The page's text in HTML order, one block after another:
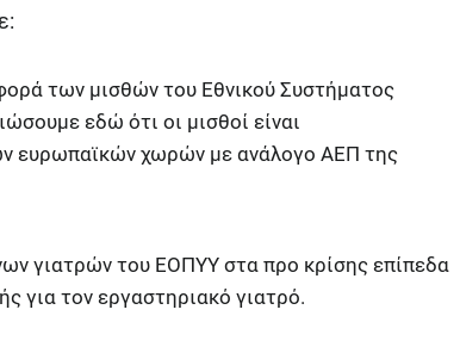
των μισθών του Εθνικού Συστήματος
εδώ ότι οι μισθοί είναι
ευρωπαϊκών χωρών με ανάλογο ΑΕΠ της
γιατρών του ΕΟΠΥΥ στα προ κρίσης επίπεδα
για τον εργαστηριακό γιατρό.